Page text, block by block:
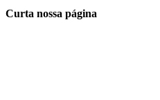
Curta nossa página